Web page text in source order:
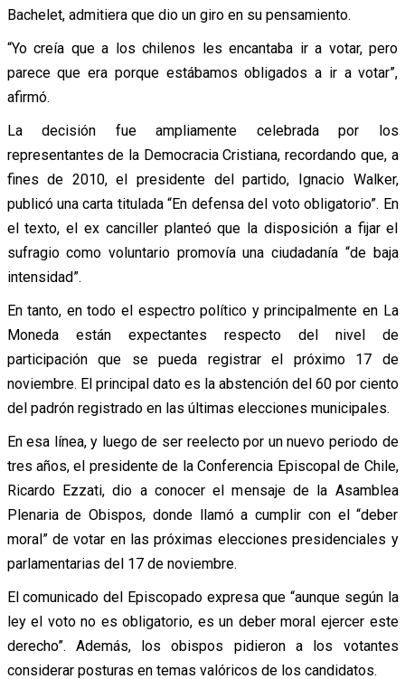
Bachelet, admitiera que dio un giro en su pensamiento.
“Yo creía que a los chilenos les encantaba ir a votar, pero
parece que era porque estábamos obligados a ir a votar”,
afirmó.
La decisión fue ampliamente celebrada por los
representantes de la Democracia Cristiana, recordando que, a
fines de 2010, el presidente del partido, Ignacio Walker,
publicó una carta titulada “En defensa del voto obligatorio”. En
el texto, el ex canciller planteó que la disposición a fijar el
sufragio como voluntario promovía una ciudadanía “de baja
intensidad”.
En tanto, en todo el espectro político y principalmente en La
Moneda están expectantes respecto del nivel de
participación que se pueda registrar el próximo 17 de
noviembre. El principal dato es la abstención del 60 por ciento
del padrón registrado en las últimas elecciones municipales.
En esa línea, y luego de ser reelecto por un nuevo periodo de
tres años, el presidente de la Conferencia Episcopal de Chile,
Ricardo Ezzati, dio a conocer el mensaje de la Asamblea
Plenaria de Obispos, donde llamó a cumplir con el “deber
moral” de votar en las próximas elecciones presidenciales y
parlamentarias del 17 de noviembre.
El comunicado del Episcopado expresa que “aunque según la
ley el voto no es obligatorio, es un deber moral ejercer este
derecho”. Además, los obispos pidieron a los votantes
considerar posturas en temas valóricos de los candidatos.